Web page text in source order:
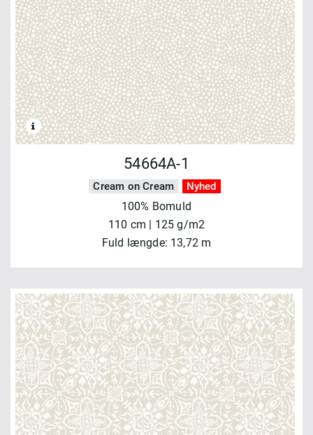
54664A-1
Cream on Cream Nyhed
100% Bomuld
110 cm | 125 g/m2
Fuld længde: 13,72 m